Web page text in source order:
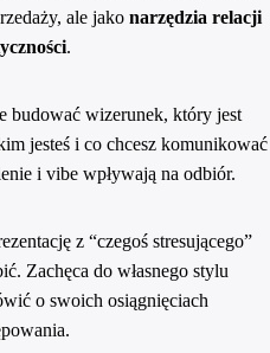
ale jako narzędzia relacji
.
budować wizerunek, który jest
jesteś i co chcesz komunikować
i vibe wpływają na odbiór.
z “czegoś stresującego”
Zachęca do własnego stylu
o swoich osiągnięciach